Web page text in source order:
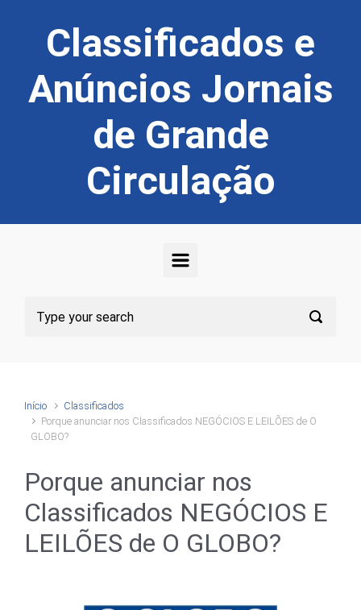
Classificados e
Anúncios Jornais
de Grande
Circulação
Início
Classificados
Porque anunciar nos Classificados NEGÓCIOS E LEILÕES de O
GLOBO?
Porque anunciar nos
Classificados NEGÓCIOS E
LEILÕES de O GLOBO?